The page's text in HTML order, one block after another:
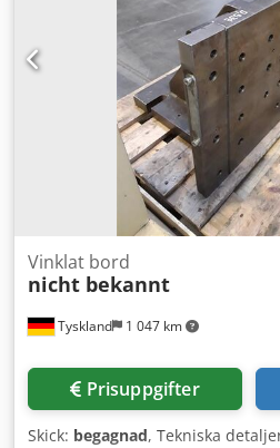
Tyskland 1 047 km
Vinklat bord
nicht bekannt
Prisuppgifter
Skick: begagnad, Tekniska